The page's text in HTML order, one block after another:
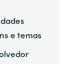
e temas